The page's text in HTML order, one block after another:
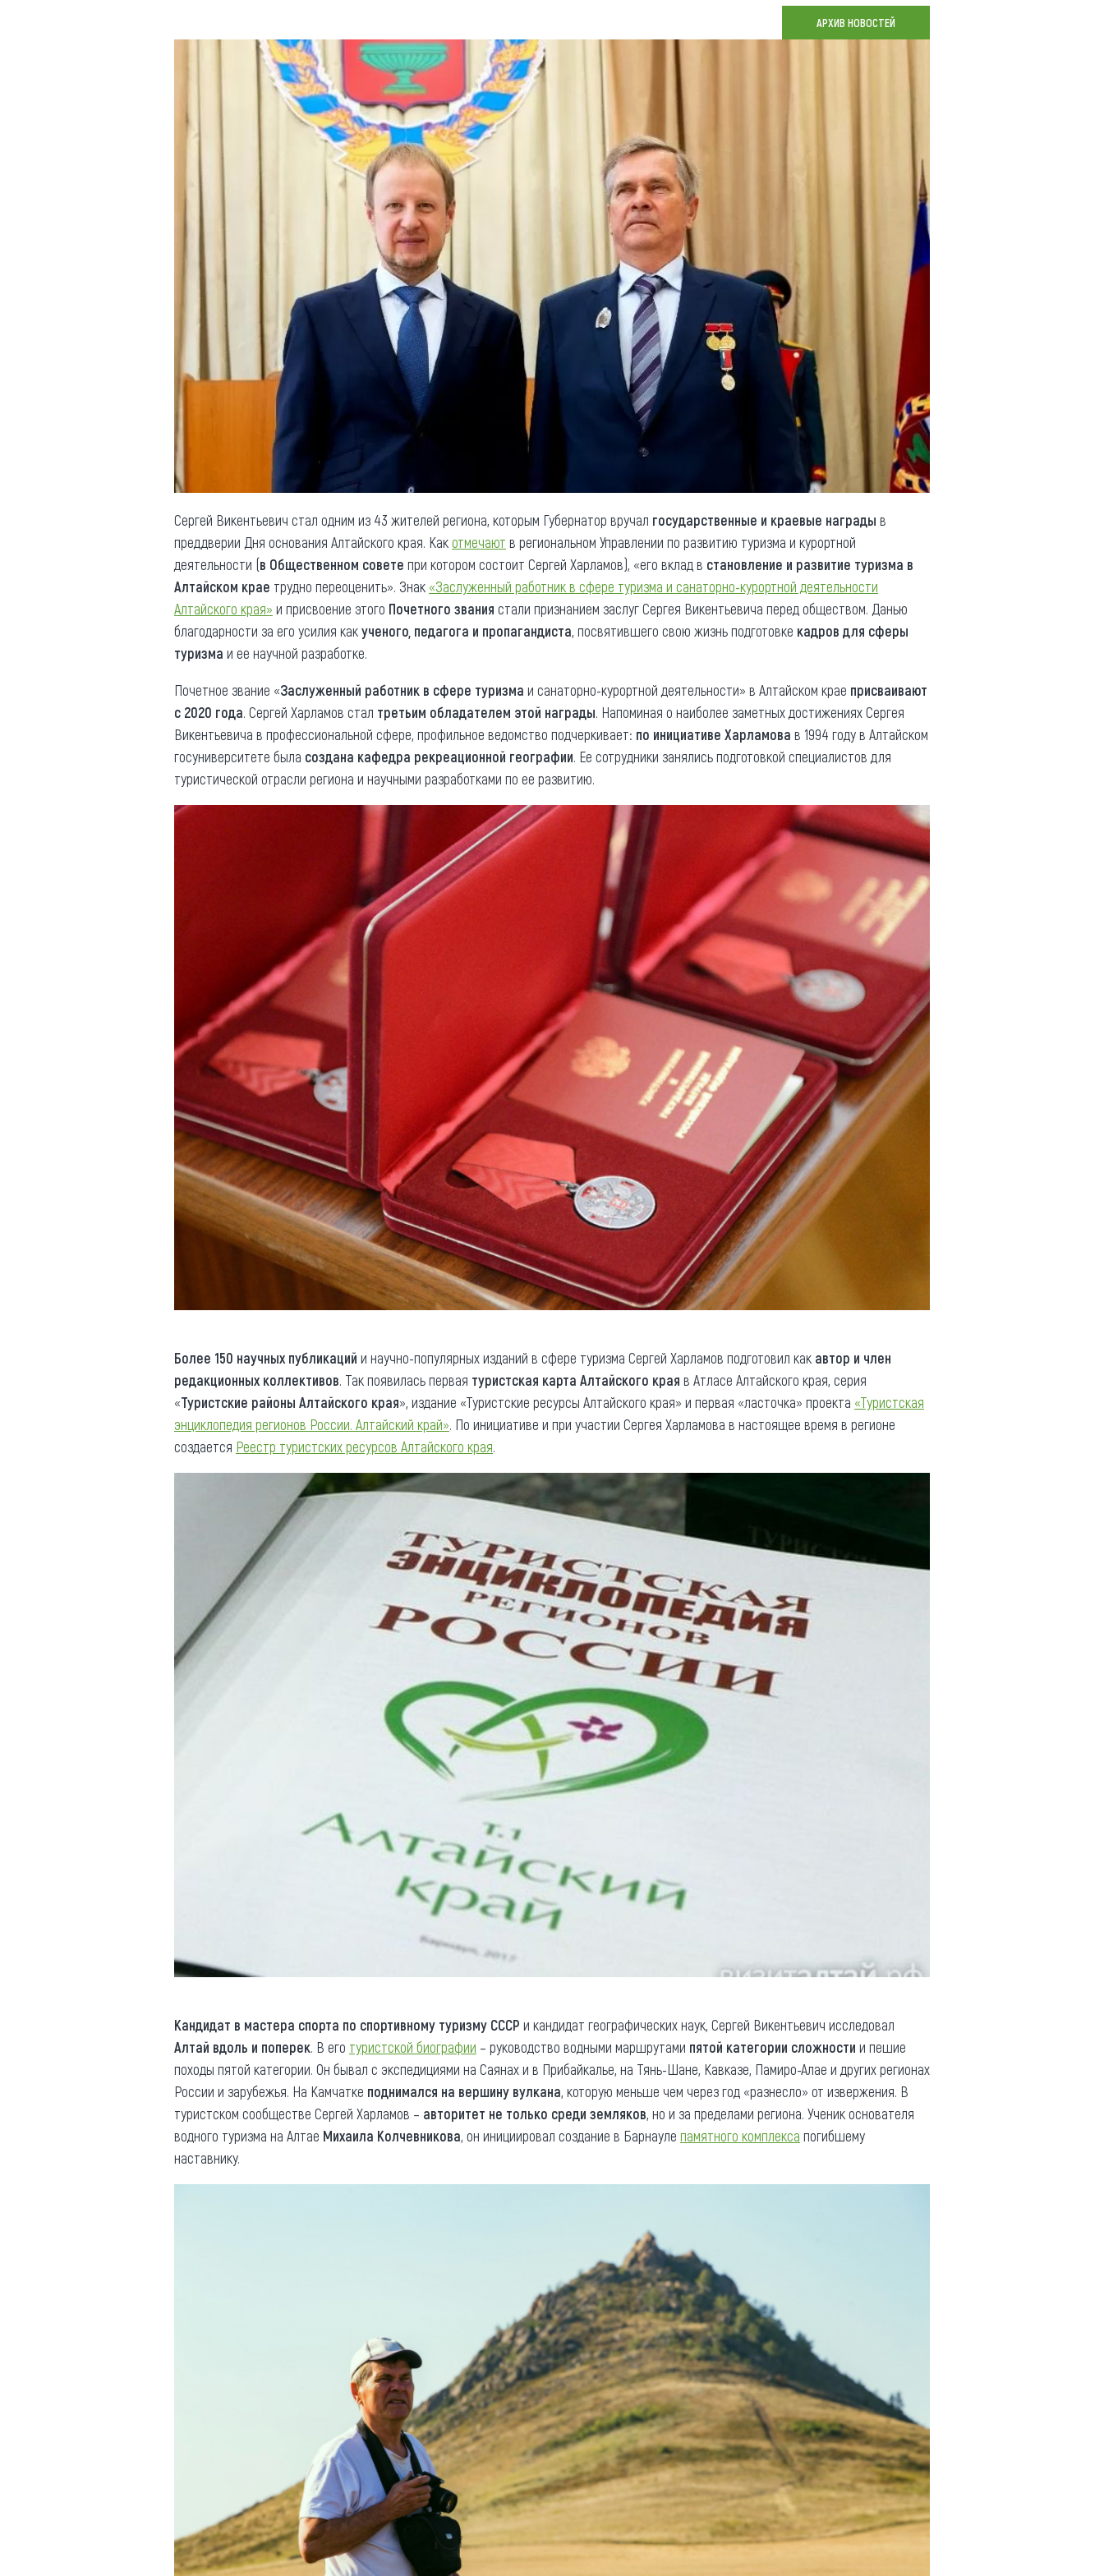
Новости
Что привезти (сувениры)
Общая информация
Люди, прославившие Алтай
Карты и буклеты
Коллекция впечатлений
Другие рубрики
Реестр туристических
Обращения граждан
Противодействие коррупции
АРХИВ НОВОСТЕЙ
Сергей Викентьевич стал одним из 43 жителей региона, которым Губернатор вручал государственные и краевые награды в
преддверии Дня основания Алтайского края. Какотмечают в региональном Управлении по развитию туризма и курортной
деятельности (в Общественном совете при котором состоит Сергей Харламов), «его вклад в становление и развитие туризма в
Алтайском крае трудно переоценить». Знак «Заслуженный работник в сфере туризма и санаторно-курортной деятельности
Алтайского края» и присвоение этого Почетного звания стали признанием заслуг Сергея Викентьевича перед обществом. Данью
благодарности за его усилия какученого, педагога и пропагандиста, посвятившего свою жизнь подготовке кадров для сферы
туризма и ее научной разработке.
Почетное звание «Заслуженный работник в сфере туризма и санаторно-курортной деятельности» в Алтайском крае присваивают
с 2020 года. Сергей Харламов стал третьим обладателем этой награды. Напоминая о наиболее заметных достижениях Сергея
Викентьевича в профессиональной сфере, профильное ведомство подчеркивает: по инициативе Харламова в 1994 году в Алтайском
госуниверситете была создана кафедра рекреационной географии. Ее сотрудники занялись подготовкой специалистов для
туристической отрасли региона и научными разработками по ее развитию.
Более 150 научных публикаций и научно-популярных изданий в сфере туризма Сергей Харламов подготовил как автор и член
редакционных коллективов. Так появилась первая туристская карта Алтайского края в Атласе Алтайского края, серия
«Туристские районы Алтайского края», издание «Туристские ресурсы Алтайского края» и первая «ласточка» проекта «Туристская
энциклопедия регионов России. Алтайский край». По инициативе и при участии Сергея Харламова в настоящее время в регионе
создается Реестр туристских ресурсов Алтайского края.
Кандидат в мастера спорта по спортивному туризму СССР и кандидат географических наук, Сергей Викентьевич исследовал
Алтай вдоль и поперек. В его туристской биографии – руководство водными маршрутами пятой категории сложности и пешие
походы пятой категории. Он бывал с экспедициями на Саянах и в Прибайкалье, на Тянь-Шане, Кавказе, Памиро-Алае и других регионах
России и зарубежья. На Камчатке поднимался на вершину вулкана, которую меньше чем через год «разнесло» от извержения. В
туристском сообществе Сергей Харламов – авторитет не только среди земляков, но и за пределами региона. Ученик основателя
водного туризма на Алтае Михаила Колчевникова, он инициировал создание в Барнауле памятного комплекса погибшему
наставнику.